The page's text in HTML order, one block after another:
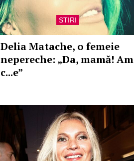
STIRI
Delia Matache, o femeie
nepereche: „Da, mamă! Am
c...e”